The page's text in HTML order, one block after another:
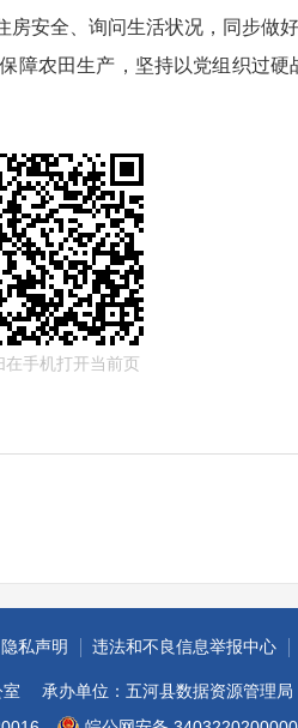
安全、询问生活状况，同步做
农田生产，坚持以党组织过
在手机打开当前页
隐私声明 违法和不良信息举报中心
承办单位：五河县数据资源管理局